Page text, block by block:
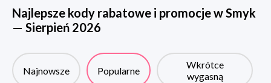
Najlepsze kody rabatowe i promocje wSmyk
— Sierpień 2026
Najnowsze Popularne
Wkrótce
wygasną